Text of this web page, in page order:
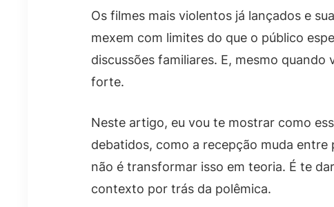
Os filmes mais violentos já lançados e
mexem com limites do que o público
discussões familiares. E, mesmo
forte.
Neste artigo, eu vou te mostrar como
debatidos, como a recepção muda entre
não é transformar isso em teoria. É te
contexto por trás da polêmica.